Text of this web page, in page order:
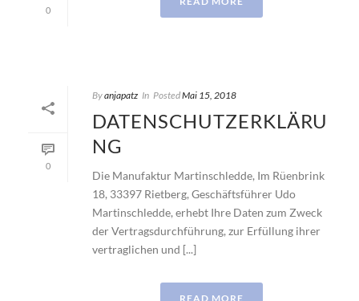
0
0
Byanjapatz In PostedMai 15, 2018
DATENSCHUTZERKLÄRU
NG
Die Manufaktur Martinschledde, Im Rüenbrink
18, 33397 Rietberg, Geschäftsführer Udo
Martinschledde, erhebt Ihre Daten zum Zweck
der Vertragsdurchführung, zur Erfüllung ihrer
vertraglichen und [...]
READ MORE